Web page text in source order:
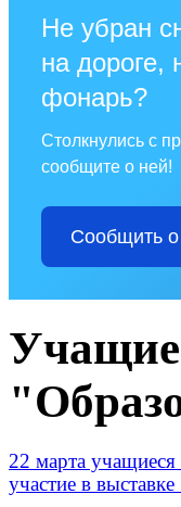
Не убран
на дороге,
фонарь?
Столкнулись с
сообщите о ней!
Сообщить
22 марта
участие в